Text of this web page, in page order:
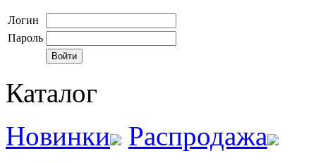
Логин
Пароль
Каталог
Новинки
Распродажа